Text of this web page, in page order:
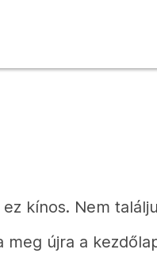
ez kínos. Nem
meg újra a